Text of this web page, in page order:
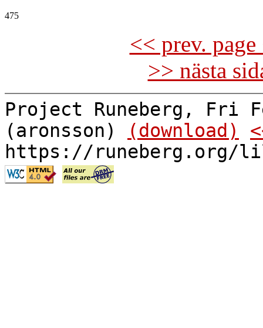
<< prev.
>> nästa
Project Runeberg, Fri
(aronsson)
(download)
https://runeberg.org/